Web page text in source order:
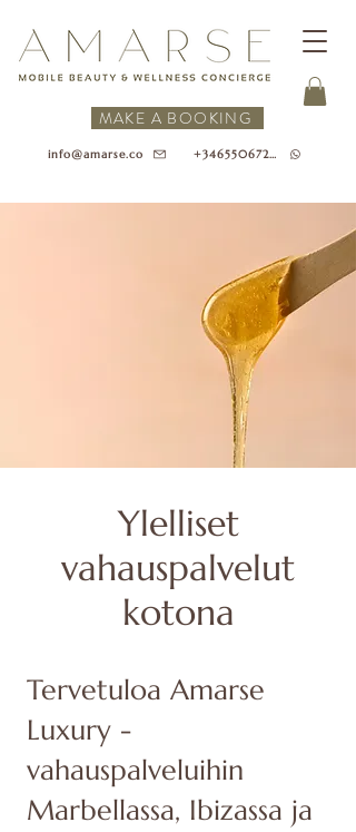
info@amarse.co +34655067218
MAKE A BOOKING
Ylelliset
vahauspalvelut
kotona
Tervetuloa Amarse
Luxury -
vahauspalveluihin
Marbellassa, Ibizassa ja